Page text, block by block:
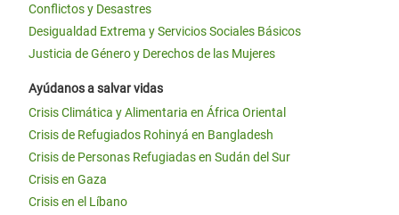
Conflictos y Desastres
Desigualdad Extrema y Servicios Sociales Básicos
Justicia de Género y Derechos de las Mujeres
Ayúdanos a salvar vidas
Crisis Climática y Alimentaria en África Oriental
Crisis de Refugiados Rohinyá en Bangladesh
Crisis de Personas Refugiadas en Sudán del Sur
Crisis en Gaza
Crisis en el Líbano